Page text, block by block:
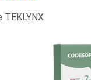
TEKLYNX